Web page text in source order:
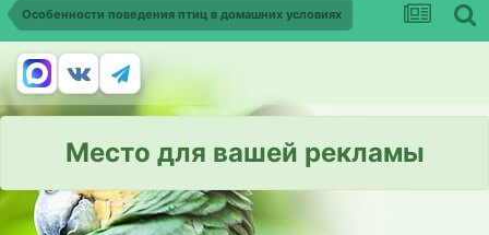
Особенности поведения птиц в домашних условиях
Место для вашей рекламы